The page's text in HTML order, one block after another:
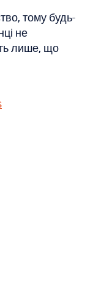
тому будь-
не
лише, що